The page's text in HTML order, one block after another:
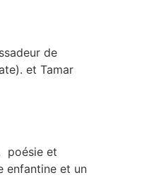
de
et Tamar
poésie et
enfantine et un